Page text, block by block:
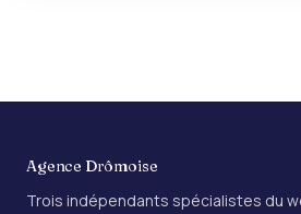
Agence Drômoise
Trois indépendants spécialistes du